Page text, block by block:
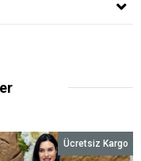
Ücretsiz Kargo